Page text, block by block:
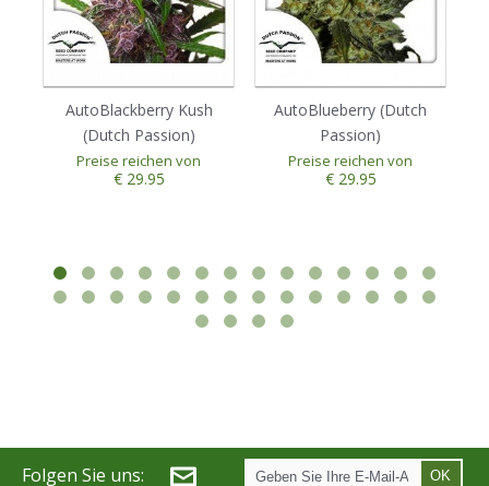
AutoBlackberry Kush
(Dutch Passion)
Preise reichen von
€ 29.95
AutoBlueberry (Dutch
Passion)
Preise reichen von
€ 29.95
Folgen Sie uns: OK